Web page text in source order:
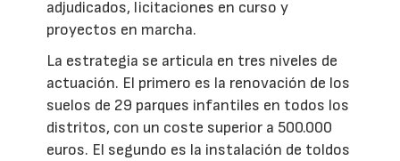
adjudicados, licitaciones en curso y
proyectos en marcha.
La estrategia se articula en tres niveles de
actuación. El primero es la renovación de los
suelos de 29 parques infantiles en todos los
distritos, con un coste superior a 500.000
euros. El segundo es la instalación de toldos